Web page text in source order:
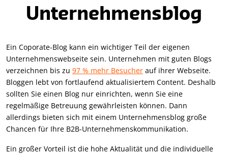
Unternehmensblog
Ein Coporate-Blog kann ein wichtiger Teil der eigenen
Unternehmenswebseite sein. Unternehmen mit guten Blogs
verzeichnen bis zu 97 % mehr Besucher auf ihrer Webseite.
Bloggen lebt von fortlaufend aktualisiertem Content. Deshalb
sollten Sie einen Blog nur einrichten, wenn Sie eine
regelmäßige Betreuung gewährleisten können. Dann
allerdings bieten sich mit einem Unternehmensblog große
Chancen für Ihre B2B-Unternehmenskommunikation.
Ein großer Vorteil ist die hohe Aktualität und die individuelle